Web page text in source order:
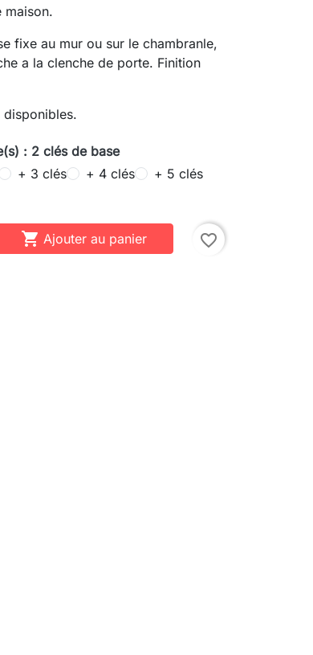
maison.
fixe au mur ou sur le chambranle,
a la clenche de porte. Finition
disponibles.
: 2 clés de base
+ 3 clés + 4 clés
+ 5 clés
 Ajouter au panier favorite_border